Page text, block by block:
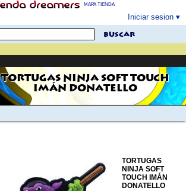
MAPA TIENDA
Iniciar sesion
buscar
TORTUGAS NINJA SOFT TOUCH
IMÁN DONATELLO
TORTUGAS
NINJA SOFT
TOUCH IMÁN
DONATELLO